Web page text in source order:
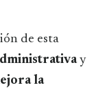
de esta
y
la